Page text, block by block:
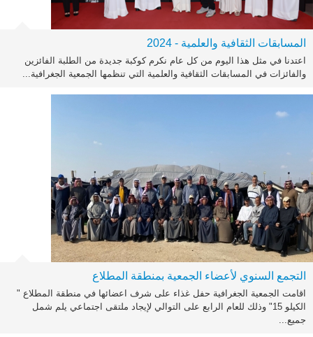
المسابقات الثقافية والعلمية - 2024
اعتدنا في مثل هذا اليوم من كل عام نكرم كوكبة جديدة من الطلبة الفائزين
والفائزات في المسابقات الثقافية والعلمية التي تنظمها الجمعية الجغرافية...
التجمع السنوي لأعضاء الجمعية بمنطقة المطلاع
اقامت الجمعية الجغرافية حفل غذاء على شرف اعضائها في منطقة المطلاع "
الكيلو 15" وذلك للعام الرابع على التوالي لإيجاد ملتقى اجتماعي يلم شمل
جميع...